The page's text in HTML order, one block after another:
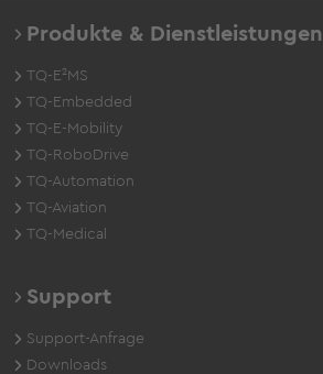
Produkte & Dienstleistungen
TQ-E²MS
TQ-Embedded
TQ-E-Mobility
TQ-RoboDrive
TQ-Automation
TQ-Aviation
TQ-Medical
Support
Support-Anfrage
Downloads